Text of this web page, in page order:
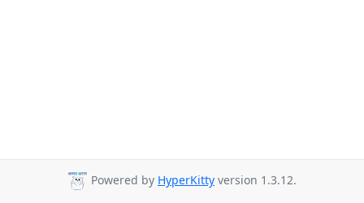
Powered by HyperKitty version 1.3.12.